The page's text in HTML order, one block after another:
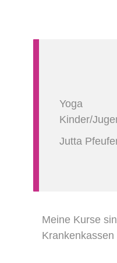
Yoga
Kinder/
Jutta
Meine Kurse